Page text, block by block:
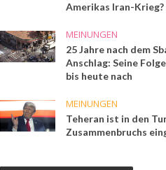
Amerikas Iran-Krieg?
MEINUNGEN
25 Jahre nach dem
Anschlag: Seine
bis heute nach
MEINUNGEN
Teheran ist in den
Zusammenbruchs